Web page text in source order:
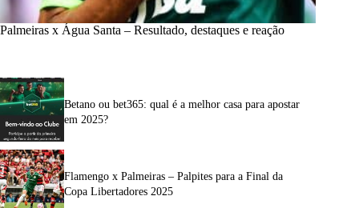
Palmeiras x Água Santa – Resultado, destaques e reação
Betano ou bet365: qual é a melhor casa para apostar
em 2025?
Flamengo x Palmeiras – Palpites para a Final da
Copa Libertadores 2025